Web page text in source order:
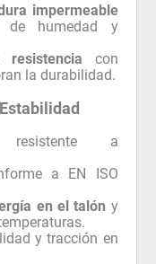
impermeable
de humedad y
con
la durabilidad.
a
a EN ISO
en el talón y
y tracción en